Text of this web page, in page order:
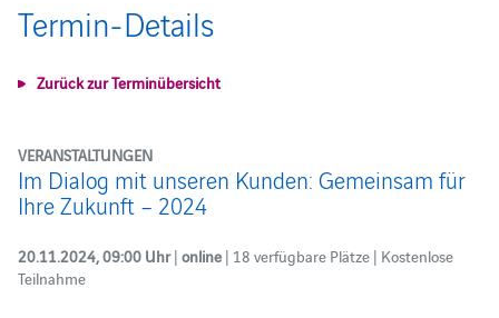
Termin-Details
Zurück zur Terminübersicht
VERANSTALTUNGEN
Im Dialog mit unseren Kunden: Gemeinsam für
Ihre Zukunft – 2024
20.11.2024, 09:00 Uhr| online | 18 verfügbare Plätze | Kostenlose
Teilnahme